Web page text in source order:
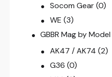
Socom Gear (0)
WE (3)
GBBR Mag by Model
AK47 / AK74 (2)
G36 (0)